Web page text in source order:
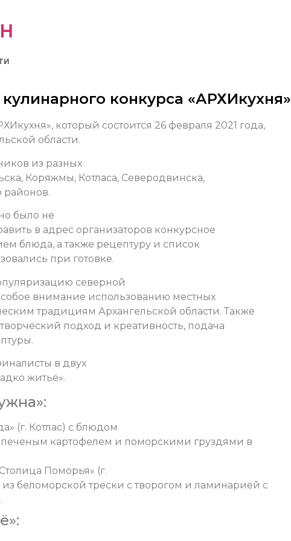
конкурса «АРХИкухня»
который состоится 26 февраля 2021 года,
области.
из разных
Коряжмы, Котласа, Северодвинска,
районов.
было не
в адрес организаторов конкурсное
блюда, а также рецептуру и список
при готовке.
северной
внимание использованию местных
традициям Архангельской области. Также
подход и креативность, подача
в двух
житьё».
(г. Котлас) с блюдом
печеным картофелем и поморскими груздями в
Поморья» (г.
беломорской трески с творогом и ламинарией с